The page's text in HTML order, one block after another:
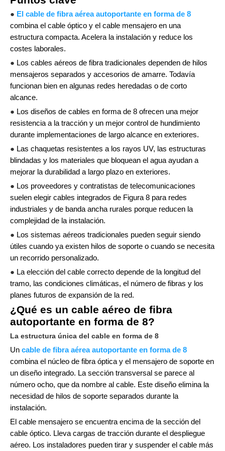
● El cable de fibra aérea autoportante en forma de 8
combina el cable óptico y el cable mensajero en una
estructura compacta. Acelera la instalación y reduce los
costes laborales.
● Los cables aéreos de fibra tradicionales dependen de hilos
mensajeros separados y accesorios de amarre. Todavía
funcionan bien en algunas redes heredadas o de corto
alcance.
● Los diseños de cables en forma de 8 ofrecen una mejor
resistencia a la tracción y un mejor control de hundimiento
durante implementaciones de largo alcance en exteriores.
● Las chaquetas resistentes a los rayos UV, las estructuras
blindadas y los materiales que bloquean el agua ayudan a
mejorar la durabilidad a largo plazo en exteriores.
● Los proveedores y contratistas de telecomunicaciones
suelen elegir cables integrados de Figura 8 para redes
industriales y de banda ancha rurales porque reducen la
complejidad de la instalación.
● Los sistemas aéreos tradicionales pueden seguir siendo
útiles cuando ya existen hilos de soporte o cuando se necesita
un recorrido personalizado.
● La elección del cable correcto depende de la longitud del
tramo, las condiciones climáticas, el número de fibras y los
planes futuros de expansión de la red.
¿Qué es un cable aéreo de fibra
autoportante en forma de 8?
La estructura única del cable en forma de 8
Un cable de fibra aérea autoportante en forma de 8
combina el núcleo de fibra óptica y el mensajero de soporte en
un diseño integrado. La sección transversal se parece al
número ocho, que da nombre al cable. Este diseño elimina la
necesidad de hilos de soporte separados durante la
instalación.
El cable mensajero se encuentra encima de la sección del
cable óptico. Lleva cargas de tracción durante el despliegue
aéreo. Los instaladores pueden tirar y suspender el cable más